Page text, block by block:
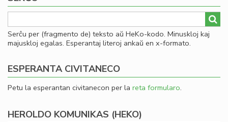
Serĉu per (fragmento de) teksto aŭ HeKo-kodo. Minuskloj kaj
majuskloj egalas. Esperantaj literoj ankaŭ en x-formato.
ESPERANTA CIVITANECO
Petu la esperantan civitanecon per la reta formularo.
HEROLDO KOMUNIKAS (HEKO)